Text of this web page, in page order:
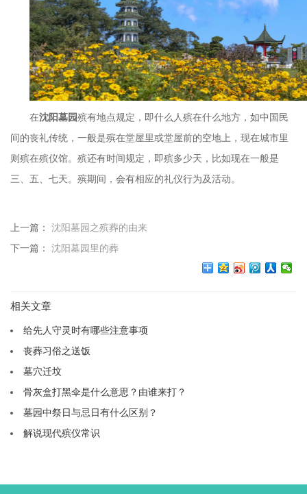
在沈阳墓园殡有地点规定，即什么人殡在什么地方，如中国民
间的丧礼传统，一般是殡在堂屋里或堂屋前的空地上，现在城市里
则殡在殡仪馆。殡还有时间规定，即殡多少天，比如现在一般是
三、五、七天。殡期间，会有相应的礼仪行为及活动。
上一篇： 沈阳墓园之殡葬的由来
下一篇： 沈阳墓园里的葬
相关文章
给先人守灵时有哪些注意事项
丧葬习俗之送饭
墓穴迁坟
骨灰盒打黑伞是什么意思？由谁来打？
墓园中祭日与忌日有什么区别？
解说现代殡仪常识